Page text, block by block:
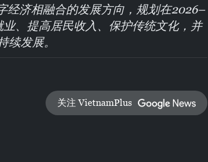
济相融合的发展方向，规划在2026–
、提高居民收入、保护传统文化，并
续发展。
关注 VietnamPlus